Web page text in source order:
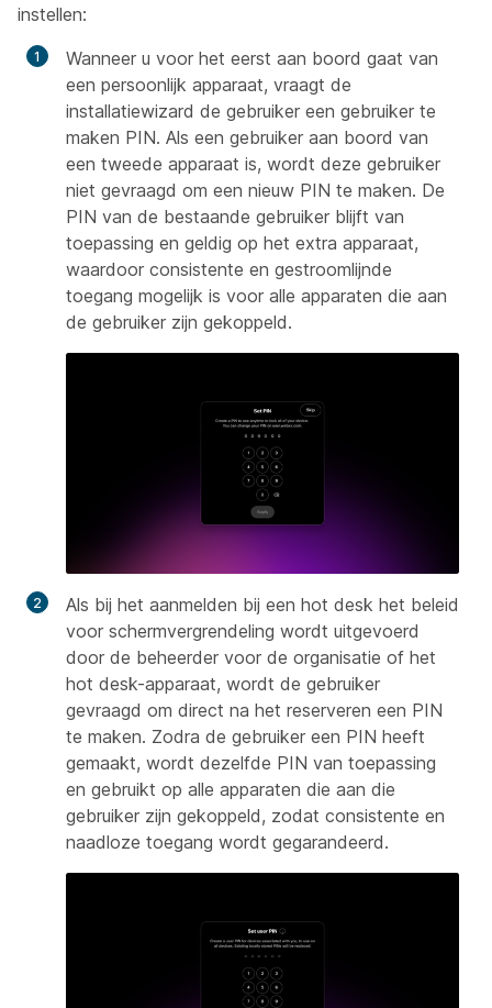
instellen:
Wanneer u voor het eerst aan boord gaat van
een persoonlijk apparaat, vraagt de
installatiewizard de gebruiker een gebruiker te
maken PIN. Als een gebruiker aan boord van
een tweede apparaat is, wordt deze gebruiker
niet gevraagd om een nieuw PIN te maken. De
PIN van de bestaande gebruiker blijft van
toepassing en geldig op het extra apparaat,
waardoor consistente en gestroomlijnde
toegang mogelijk is voor alle apparaten die aan
de gebruiker zijn gekoppeld.
Als bij het aanmelden bij een hot desk het beleid
voor schermvergrendeling wordt uitgevoerd
door de beheerder voor de organisatie of het
hot desk-apparaat, wordt de gebruiker
gevraagd om direct na het reserveren een PIN
te maken. Zodra de gebruiker een PIN heeft
gemaakt, wordt dezelfde PIN van toepassing
en gebruikt op alle apparaten die aan die
gebruiker zijn gekoppeld, zodat consistente en
naadloze toegang wordt gegarandeerd.